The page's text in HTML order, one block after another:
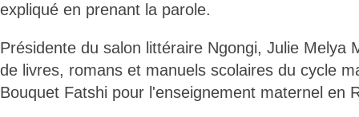
expliqué en prenant la parole.
Présidente du salon littéraire Ngongi, Julie Melya
de livres, romans et manuels scolaires du cycle
Bouquet Fatshi pour l'enseignement maternel en